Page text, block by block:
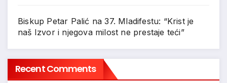
Biskup Petar Palić na 37. Mladifestu: “Krist je
naš Izvor i njegova milost ne prestaje teći”
Recent Comments